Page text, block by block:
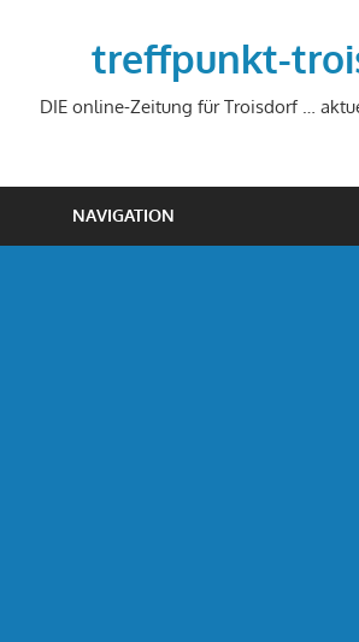
treffpunkt-
DIE online-Zeitung für Troisdorf …
NAVIGATION